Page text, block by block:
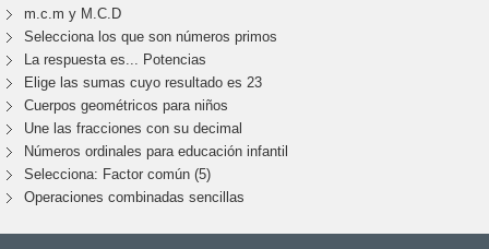
m.c.m y M.C.D
Selecciona los que son números primos
La respuesta es... Potencias
Elige las sumas cuyo resultado es 23
Cuerpos geométricos para niños
Une las fracciones con su decimal
Números ordinales para educación infantil
Selecciona: Factor común (5)
Operaciones combinadas sencillas